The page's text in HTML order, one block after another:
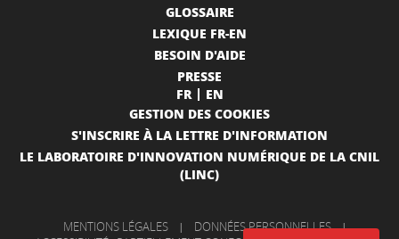
GLOSSAIRE
LEXIQUE FR-EN
BESOIN D'AIDE
PRESSE
FR
EN
GESTION DES COOKIES
S'INSCRIRE À LA LETTRE D'INFORMATION
LE LABORATOIRE D'INNOVATION NUMÉRIQUE DE LA CNIL
(LINC)
MENTIONS LÉGALES | DONNÉES PERSONNELLES |